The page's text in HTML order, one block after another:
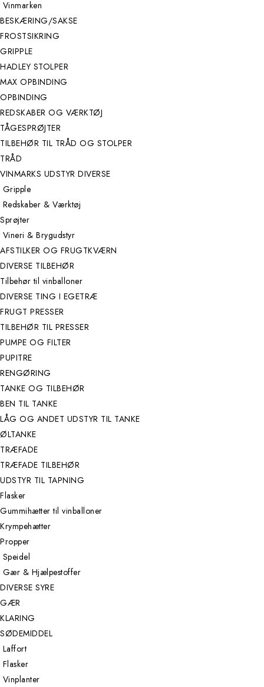
Vinmarken
BESKÆRING/SAKSE
FROSTSIKRING
GRIPPLE
HADLEY STOLPER
MAX OPBINDING
OPBINDING
REDSKABER OG VÆRKTØJ
TÅGESPRØJTER
TILBEHØR TIL TRÅD OG STOLPER
TRÅD
VINMARKS UDSTYR DIVERSE
Gripple
Redskaber & Værktøj
Sprøjter
Vineri & Brygudstyr
AFSTILKER OG FRUGTKVÆRN
DIVERSE TILBEHØR
Tilbehør til vinballoner
DIVERSE TING I EGETRÆ
FRUGT PRESSER
TILBEHØR TIL PRESSER
PUMPE OG FILTER
PUPITRE
RENGØRING
TANKE OG TILBEHØR
BEN TIL TANKE
LÅG OG ANDET UDSTYR TIL TANKE
ØLTANKE
TRÆFADE
TRÆFADE TILBEHØR
UDSTYR TIL TAPNING
Flasker
Gummihætter til vinballoner
Krympehætter
Propper
Speidel
Gær & Hjælpestoffer
DIVERSE SYRE
GÆR
KLARING
SØDEMIDDEL
Laffort
Flasker
Vinplanter